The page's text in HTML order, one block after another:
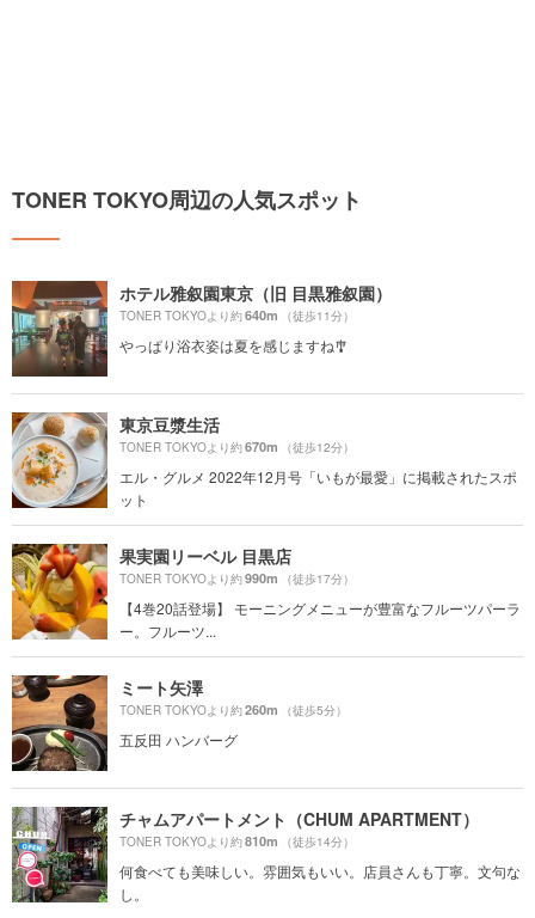
TONER TOKYO周辺の人気スポット
ホテル雅叙園東京（旧 目黒雅叙園）
TONER TOKYOより約640m （徒歩11分）
やっぱり浴衣姿は夏を感じますね🎐
東京豆漿生活
TONER TOKYOより約670m （徒歩12分）
エル・グルメ 2022年12月号「いもが最愛」に掲載されたスポ
ット
果実園リーベル 目黒店
TONER TOKYOより約990m （徒歩17分）
【4巻20話登場】 モーニングメニューが豊富なフルーツパーラ
ー。フルーツ...
ミート矢澤
TONER TOKYOより約260m （徒歩5分）
五反田 ハンバーグ
チャムアパートメント（CHUM APARTMENT）
TONER TOKYOより約810m （徒歩14分）
何食べても美味しい。雰囲気もいい。店員さんも丁寧。文句な
し。